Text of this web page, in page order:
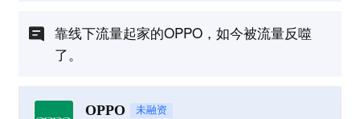
靠线下流量起家的OPPO，如今被流量反噬
了。
OPPO 未融资